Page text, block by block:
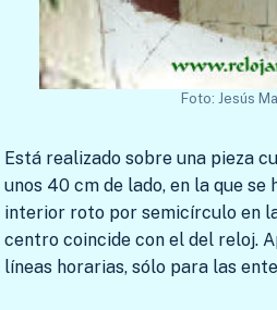
Foto: Jesús
Está realizado sobre una pieza
unos 40 cm de lado, en la que se
interior roto por semicírculo en
centro coincide con el del reloj.
líneas horarias, sólo para las